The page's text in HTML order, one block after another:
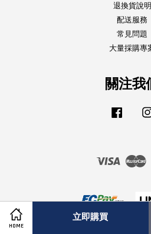
HOME
立即購買
退換貨說明
配送服務
常見問題
大量採購專
關注我
Visa